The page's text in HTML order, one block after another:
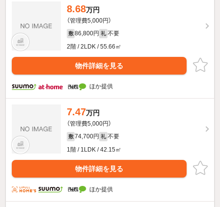
8.68万円
（管理費5,000円）
敷 86,800円 礼 不要
2階 / 2LDK / 55.66㎡
物件詳細を見る
ほか提供
7.47万円
（管理費5,000円）
敷 74,700円 礼 不要
1階 / 1LDK / 42.15㎡
物件詳細を見る
ほか提供